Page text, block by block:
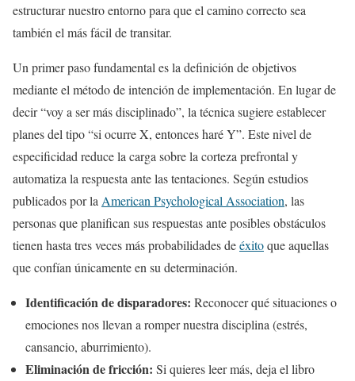
estructurar nuestro entorno para que el camino correcto sea
también el más fácil de transitar.
Un primer paso fundamental es la definición de objetivos
mediante el método de intención de implementación. En lugar de
decir “voy a ser más disciplinado”, la técnica sugiere establecer
planes del tipo “si ocurre X, entonces haré Y”. Este nivel de
especificidad reduce la carga sobre la corteza prefrontal y
automatiza la respuesta ante las tentaciones. Según estudios
publicados por la American Psychological Association, las
personas que planifican sus respuestas ante posibles obstáculos
tienen hasta tres veces más probabilidades deéxitoque aquellas
que confían únicamente en su determinación.
Identificación de disparadores: Reconocer qué situaciones o
emociones nos llevan a romper nuestra disciplina (estrés,
cansancio, aburrimiento).
Eliminación de fricción: Si quieres leer más, deja el libro